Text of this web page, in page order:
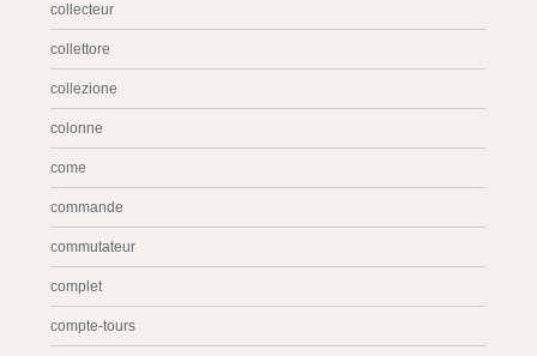
collecteur
collettore
collezione
colonne
come
commande
commutateur
complet
compte-tours